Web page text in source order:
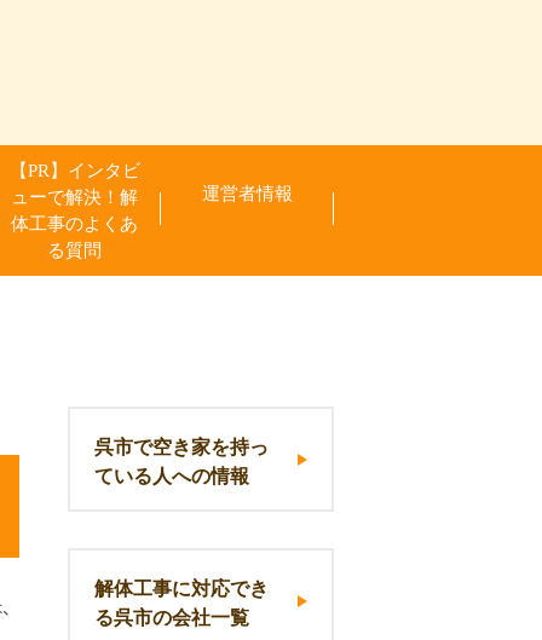
【PR】インタビ
ューで解決！解
体工事のよくあ
る質問
運営者情報
呉市で空き家を持っ
ている人への情報
解体工事に対応でき
る呉市の会社一覧